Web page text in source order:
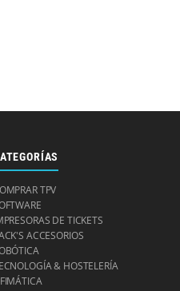
TPV
DE TICKETS
ACCESORIOS
& HOSTELERÍA